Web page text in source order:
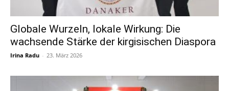
Globale Wurzeln, lokale Wirkung: Die
wachsende Stärke der kirgisischen Diaspora
Irina Radu - 23. März 2026